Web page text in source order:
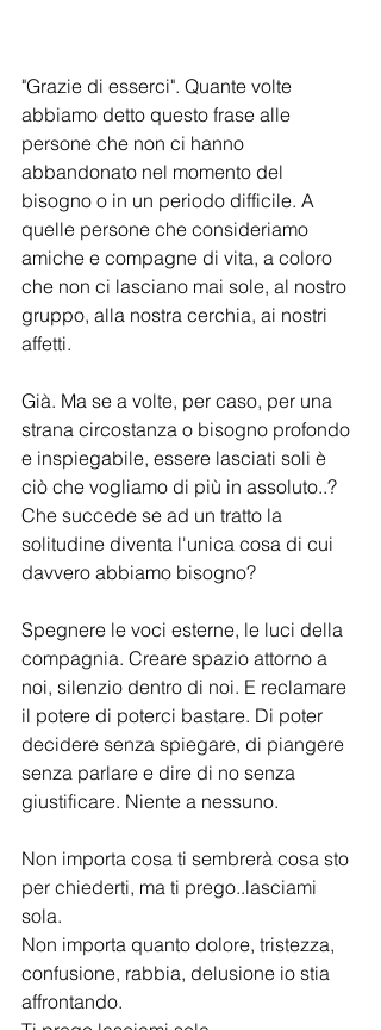
"Grazie di esserci". Quante volte
abbiamo detto questo frase alle
persone che non ci hanno
abbandonato nel momento del
bisogno o in un periodo difficile. A
quelle persone che consideriamo
amiche e compagne di vita, a coloro
che non ci lasciano mai sole, al nostro
gruppo, alla nostra cerchia, ai nostri
affetti.
Già. Ma se a volte, per caso, per una
strana circostanza o bisogno profondo
e inspiegabile, essere lasciati soli è
ciò che vogliamo di più in assoluto..?
Che succede se ad un tratto la
solitudine diventa l'unica cosa di cui
davvero abbiamo bisogno?
Spegnere le voci esterne, le luci della
compagnia. Creare spazio attorno a
noi, silenzio dentro di noi. E reclamare
il potere di poterci bastare. Di poter
decidere senza spiegare, di piangere
senza parlare e dire di no senza
giustificare. Niente a nessuno.
Non importa cosa ti sembrerà cosa sto
per chiederti, ma ti prego..lasciami
sola.
Non importa quanto dolore, tristezza,
confusione, rabbia, delusione io stia
affrontando.